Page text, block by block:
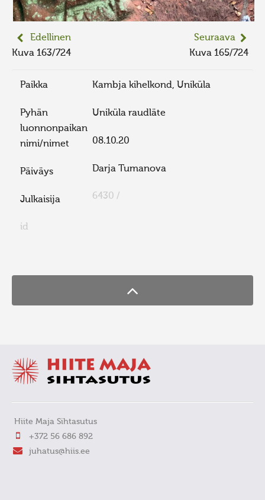
Edellinen
Kuva 163/724
Seuraava
Kuva 165/724
Paikka Kambja kihelkond, Uniküla
Pyhän
luonnonpaikan
nimi/nimet
Uniküla raudläte
Päiväys
08.10.20
Julkaisija
Darja Tumanova
id
6430 /
Hiite Maja Sihtasutus
+372 56 686 892
juhatus@hiis.ee